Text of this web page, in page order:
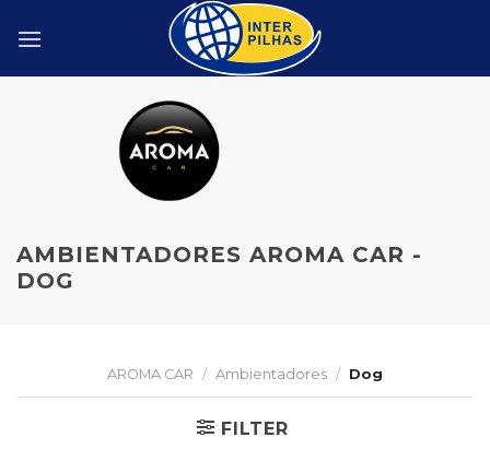
AMBIENTADORES AROMA CAR -
DOG
AROMA CAR / Ambientadores / Dog
FILTER